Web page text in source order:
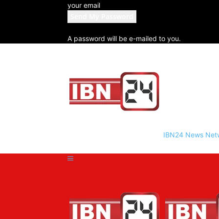
your email
A password will be e-mailed to you.
IBN24 News